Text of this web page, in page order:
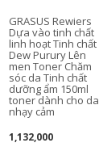
GRASUS Rewiers
Dựa vào tinh chất
linh hoạt Tinh chất
Dew Purury Lên
men Toner Chăm
sóc da Tinh chất
dưỡng ẩm 150ml
toner dành cho da
nhạy cảm
1,132,000